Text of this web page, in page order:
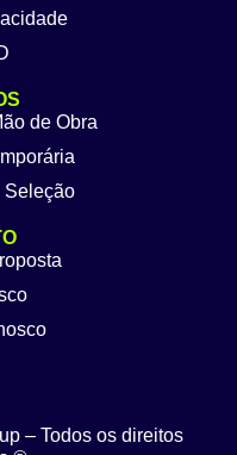
de Obra
Seleção
– Todos os direitos